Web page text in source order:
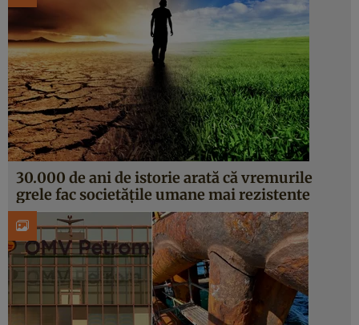
30.000 de ani de istorie arată că vremurile
grele fac societățile umane mai rezistente